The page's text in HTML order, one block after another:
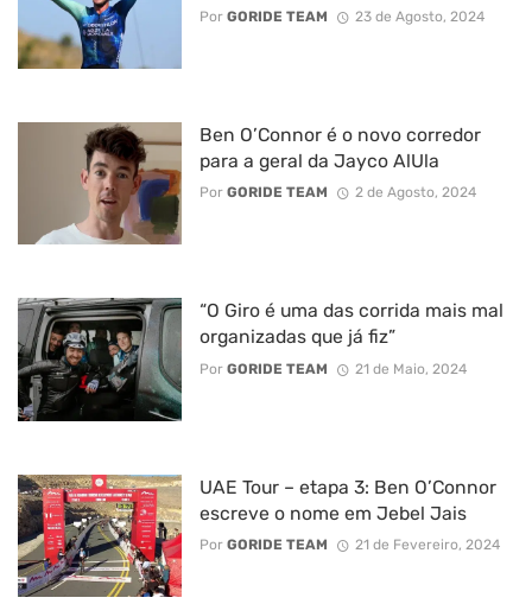
Por GORIDE TEAM 23 de Agosto, 2024
Ben O’Connor é o novo corredor
para a geral da Jayco AlUla
Por GORIDE TEAM 2 de Agosto, 2024
“O Giro é uma das corrida mais mal
organizadas que já fiz”
Por GORIDE TEAM 21 de Maio, 2024
UAE Tour – etapa 3: Ben O’Connor
escreve o nome em Jebel Jais
Por GORIDE TEAM 21 de Fevereiro, 2024